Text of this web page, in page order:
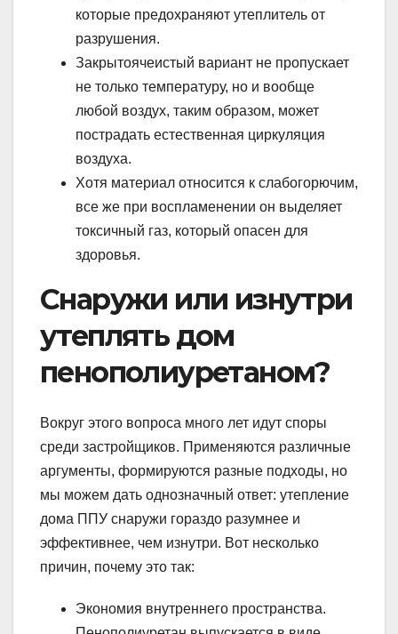
которые предохраняют утеплитель от
разрушения.
Закрытоячеистый вариант не пропускает
не только температуру, но и вообще
любой воздух, таким образом, может
пострадать естественная циркуляция
воздуха.
Хотя материал относится к слабогорючим,
все же при воспламенении он выделяет
токсичный газ, который опасен для
здоровья.
Снаружи или изнутри
утеплять дом
пенополиуретаном?
Вокруг этого вопроса много лет идут споры
среди застройщиков. Применяются различные
аргументы, формируются разные подходы, но
мы можем дать однозначный ответ: утепление
дома ППУ снаружи гораздо разумнее и
эффективнее, чем изнутри. Вот несколько
причин, почему это так:
Экономия внутреннего пространства.